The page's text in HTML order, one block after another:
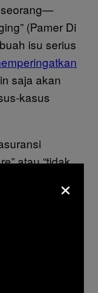
(Pamer Di
isu serius
saja akan
kasus
atau “tidak
dengan
lagi asik-
lain bisa
ceroboh.
×